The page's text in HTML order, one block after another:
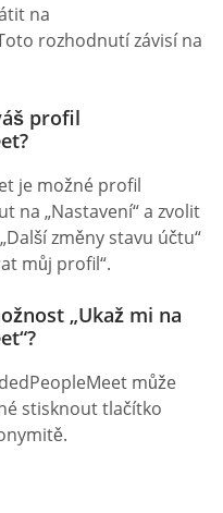
na
rozhodnutí závisí na
profil
je možné profil
na „Nastavení“ a zvolit
změny stavu účtu“
můj profil“.
„Ukaž mi na
může
stisknout tlačítko